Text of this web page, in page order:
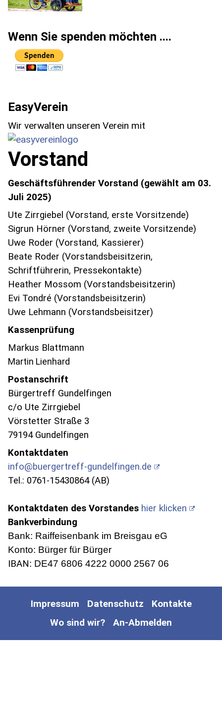
Wenn Sie spenden möchten ....
EasyVerein
Wir verwalten unseren Verein mit
Vorstand
Geschäftsführender Vorstand (gewählt am 03.
Juli 2025)
Ute Zirrgiebel (Vorstand, erste Vorsitzende)
Sigrun Hörner (Vorstand, zweite Vorsitzende)
Uwe Roder (Vorstand, Kassierer)
Beate Roder (Vorstandsbeisitzerin,
Schriftführerin, Pressekontakte)
Heather Mossom (Vorstandsbeisitzerin)
Evi Tondré (Vorstandsbeisitzerin)
Uwe Lehmann (Vorstandsbeisitzer)
Kassenprüfung
Markus Blattmann
Martin Lienhard
Postanschrift
Bürgertreff Gundelfingen
c/o Ute Zirrgiebel
Vörstetter Straße 3
79194 Gundelfingen
Kontaktdaten
info@buergertreff-gundelfingen.de
Tel.: 0761-15430864 (AB)
Kontaktdaten des Vorstandes hier klicken
Bankverbindung
Bank: Raiffeisenbank im Breisgau eG
Konto: Bürger für Bürger
IBAN: DE47 6806 4222 0000 2567 06
Impressum Datenschutz
Kontakte
Wo sind wir?
An-Abmelden